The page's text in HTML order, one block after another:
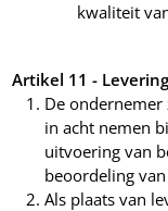
kwaliteit
Artikel 11 -
De
in acht nemen
uitvoering van
beoordeling
Als plaats van